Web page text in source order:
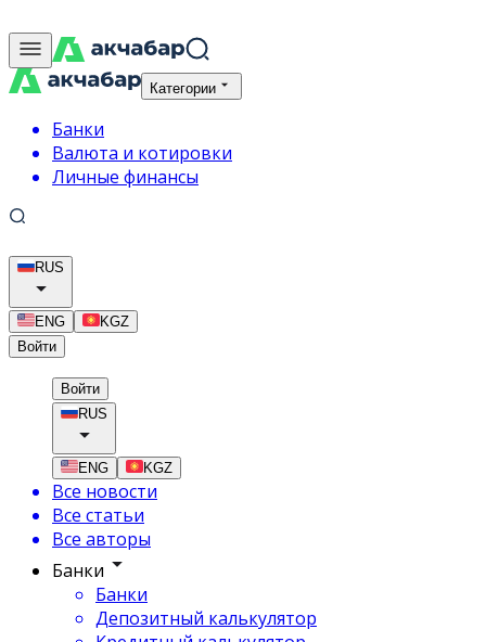
Категории
Банки
Валюта и котировки
Личные финансы
RUS
ENG
KGZ
Войти
Войти
RUS
ENG KGZ
Все новости
Все статьи
Все авторы
Банки
Банки
Депозитный калькулятор